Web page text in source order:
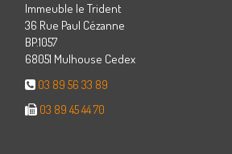
Immeuble le Trident
36 Rue Paul Cézanne
BP.1057
68051 Mulhouse Cedex
03 89 56 33 89
03 89 45 44 70